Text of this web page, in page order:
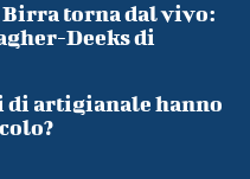
Birra torna dal vivo:
Deeks di
artigianale hanno